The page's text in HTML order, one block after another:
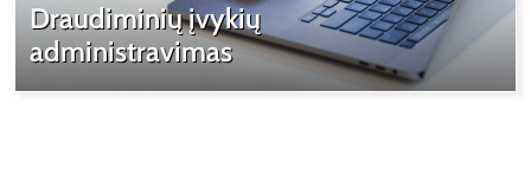
Draudiminių įvykių
administravimas